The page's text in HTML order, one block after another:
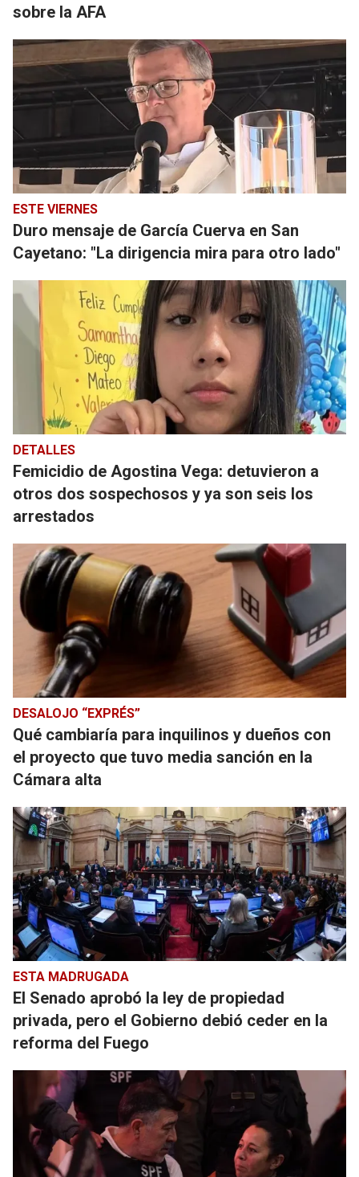
sobre la AFA
ESTE VIERNES
Duro mensaje de García Cuerva en San
Cayetano: "La dirigencia mira para otro lado"
DETALLES
Femicidio de Agostina Vega: detuvieron a
otros dos sospechosos y ya son seis los
arrestados
DESALOJO “EXPRÉS”
Qué cambiaría para inquilinos y dueños con
el proyecto que tuvo media sanción en la
Cámara alta
ESTA MADRUGADA
El Senado aprobó la ley de propiedad
privada, pero el Gobierno debió ceder en la
reforma del Fuego